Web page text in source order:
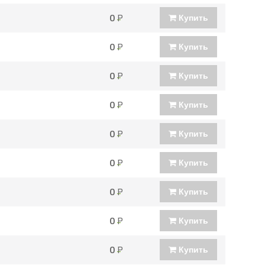
0Р Купить
0Р Купить
0Р Купить
0Р Купить
0Р Купить
0Р Купить
0Р Купить
0Р Купить
0Р Купить